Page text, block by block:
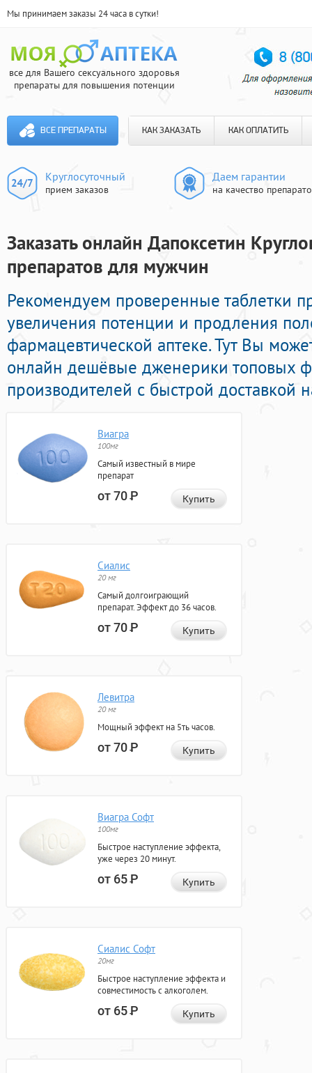
Мы принимаем заказы 24 часа в сутки!
все для Вашего сексуального здоровья
препараты для повышения потенции
ВСЕ ПРЕПАРАТЫ КАК ЗАКАЗАТЬ КАК ОПЛАТИТЬ
Круглосуточный
прием заказов
Даем гарантии
на качество
Заказать онлайн Дапоксетин
препаратов для мужчин
Рекомендуем проверенные таблетки
увеличения потенции и продления
фармацевтической аптеке. Тут Вы
онлайн дешёвые дженерики топовых
производителей с быстрой доставкой
Виагра
100мг
Самый известный в мире
препарат
от 70Р Купить
Сиалис
20 мг
Самый долгоиграющий
препарат. Эффект до 36 часов.
от 70Р Купить
Левитра
20 мг
Мощный эффект на 5ть часов.
от 70Р Купить
Виагра Софт
100мг
Быстрое наступление эффекта,
уже через 20 минут.
от 65Р Купить
Сиалис Софт
20мг
Быстрое наступление эффекта и
совместимость с алкоголем.
от 65Р Купить